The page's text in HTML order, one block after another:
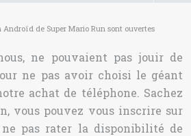
Androïd de Super Mario Run sont ouvertes
ne pouvaient pas jouir de
ne pas avoir choisi le géant
achat de téléphone. Sachez
vous pouvez vous inscrire sur
pas rater la disponibilité de